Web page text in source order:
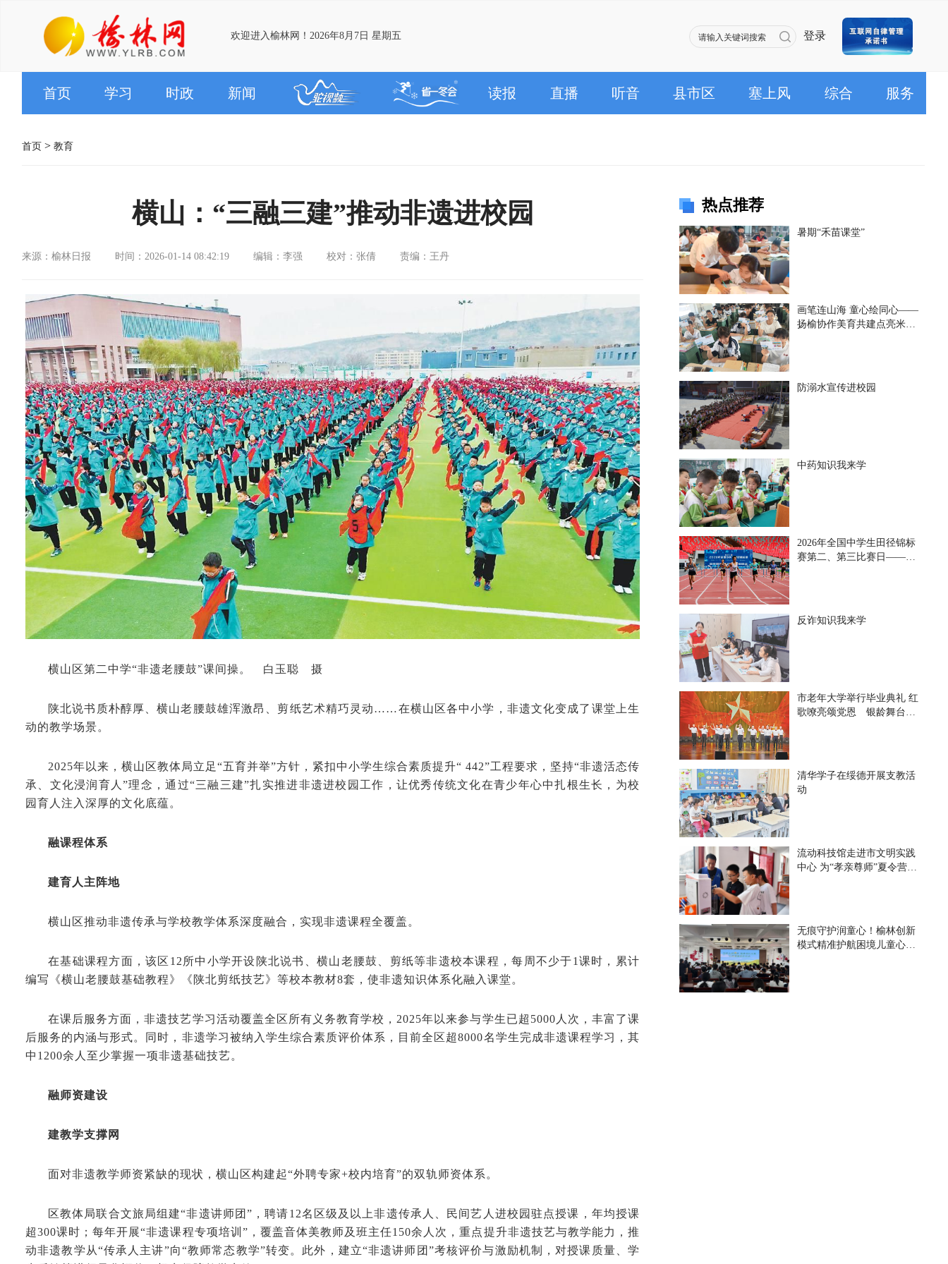
欢迎进入榆林网！2026年8月7日 星期五 登录
首页 学习 时政 新闻 读报 直播 听音 县市区 塞上风 综合 服务
首页 > 教育
横山：“三融三建”推动非遗进校园
来源：榆林日报 时间：2026-01-14 08:42:19 编辑：李强 校对：张倩 责编：王丹
横山区第二中学“非遗老腰鼓”课间操。 白玉聪 摄
陕北说书质朴醇厚、横山老腰鼓雄浑激昂、剪纸艺术精巧灵动……在横山区各中小学，非遗文化变成了课堂上生
动的教学场景。
2025年以来，横山区教体局立足“五育并举”方针，紧扣中小学生综合素质提升“ 442”工程要求，坚持“非遗活态传
承、文化浸润育人”理念，通过“三融三建”扎实推进非遗进校园工作，让优秀传统文化在青少年心中扎根生长，为校
园育人注入深厚的文化底蕴。
融课程体系
建育人主阵地
横山区推动非遗传承与学校教学体系深度融合，实现非遗课程全覆盖。
在基础课程方面，该区12所中小学开设陕北说书、横山老腰鼓、剪纸等非遗校本课程，每周不少于1课时，累计
编写《横山老腰鼓基础教程》《陕北剪纸技艺》等校本教材8套，使非遗知识体系化融入课堂。
在课后服务方面，非遗技艺学习活动覆盖全区所有义务教育学校，2025年以来参与学生已超5000人次，丰富了课
后服务的内涵与形式。同时，非遗学习被纳入学生综合素质评价体系，目前全区超8000名学生完成非遗课程学习，其
中1200余人至少掌握一项非遗基础技艺。
融师资建设
建教学支撑网
面对非遗教学师资紧缺的现状，横山区构建起“外聘专家+校内培育”的双轨师资体系。
区教体局联合文旅局组建“非遗讲师团”，聘请12名区级及以上非遗传承人、民间艺人进校园驻点授课，年均授课
超300课时；每年开展“非遗课程专项培训”，覆盖音体美教师及班主任150余人次，重点提升非遗技艺与教学能力，推
动非遗教学从“传承人主讲”向“教师常态教学”转变。此外，建立“非遗讲师团”考核评价与激励机制，对授课质量、学
热点推荐
暑期“禾苗课堂”
画笔连山海 童心绘同心——
扬榆协作美育共建点亮米脂·
防溺水宣传进校园
中药知识我来学
2026年全国中学生田径锦标
赛第二、第三比赛日——以
反诈知识我来学
市老年大学举行毕业典礼 红
歌嘹亮颂党恩 银龄舞台绽
清华学子在绥德开展支教活
动
流动科技馆走进市文明实践
中心 为“孝亲尊师”夏令营注
无痕守护润童心！榆林创新
模式精准护航困境儿童心理